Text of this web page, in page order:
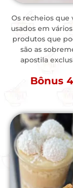
Os recheios que
usados em
produtos que
são as
apostila
Bônus